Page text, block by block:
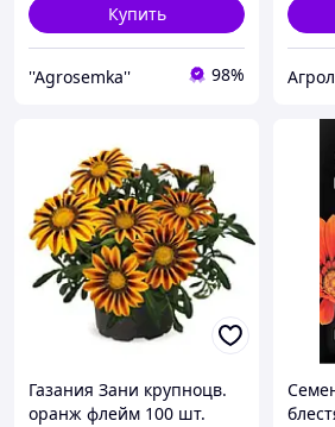
Купить
''Agrosemka'' 98%
Газания Зани крупноцв.
оранж флейм 100 шт.